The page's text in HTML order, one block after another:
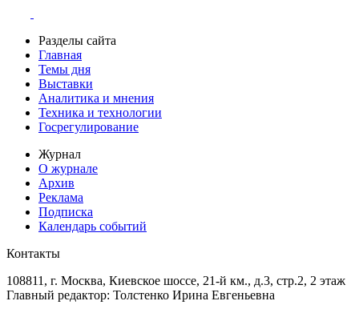
Разделы сайта
Главная
Темы дня
Выставки
Аналитика и мнения
Техника и технологии
Госрегулирование
Журнал
О журнале
Архив
Реклама
Подписка
Календарь событий
Контакты
108811, г. Москва, Киевское шоссе, 21-й км., д.3, стр.2, 2 этаж
Главный редактор: Толстенко Ирина Евгеньевна